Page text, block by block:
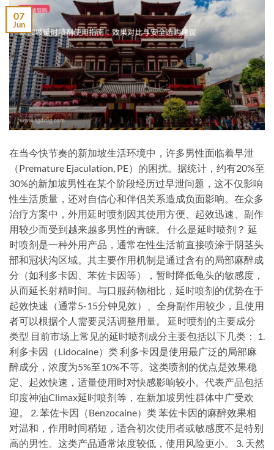
07
Jun
在当今快节奏的新加坡生活环境中，许多男性面临着早泄
（Premature Ejaculation, PE）的困扰。据统计，约有20%至
30%的新加坡男性在某个阶段经历过早泄问题，这不仅影响
性生活质量，还对自信心和伴侣关系造成负面影响。在众多
治疗方案中，外用延时喷剂因其使用方便、起效迅速、副作
用较少而受到越来越多男性的青睐。 什么是延时喷剂？ 延
时喷剂是一种外用产品，通常在性生活前直接喷涂于阴茎头
部和冠状沟区域。其主要作用机制是通过含有的局部麻醉成
分（如利多卡因、苯佐卡因等），暂时降低龟头的敏感度，
从而延长射精时间。与口服药物相比，延时喷剂的优势在于
起效快速（通常5-15分钟见效）、全身副作用较少，且使用
者可以根据个人需要灵活调整用量。 延时喷剂的主要成分
类型 目前市场上常见的延时喷剂成分主要包括以下几类： 1.
利多卡因（Lidocaine）类 利多卡因是使用最广泛的局部麻
醉成分，浓度为5%至10%不等。这类喷剂的优点是效果稳
定、起效快速，适量使用时对快感影响较小。代表产品包括
印度神油Climax延时喷剂等，在新加坡男性群体中广受欢
迎。 2. 苯佐卡因（Benzocaine）类 苯佐卡因的麻醉效果相
对温和，作用时间稍短，适合初次使用者或敏感度不是特别
高的男性。这类产品通常浓度较低，使用风险更小。 3. 天然